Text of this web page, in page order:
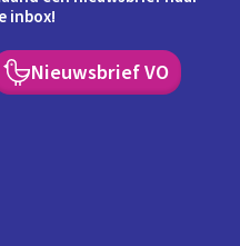
inbox!
Nieuwsbrief VO